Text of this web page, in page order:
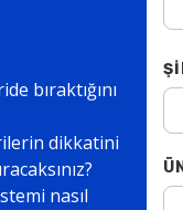
bıraktığını
dikkatini
nasıl